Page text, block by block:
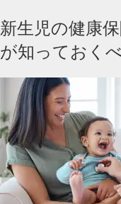
新生児の健康
が知っておく